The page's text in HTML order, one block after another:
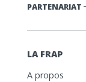
PARTENARIAT
LA FRAP
A propos